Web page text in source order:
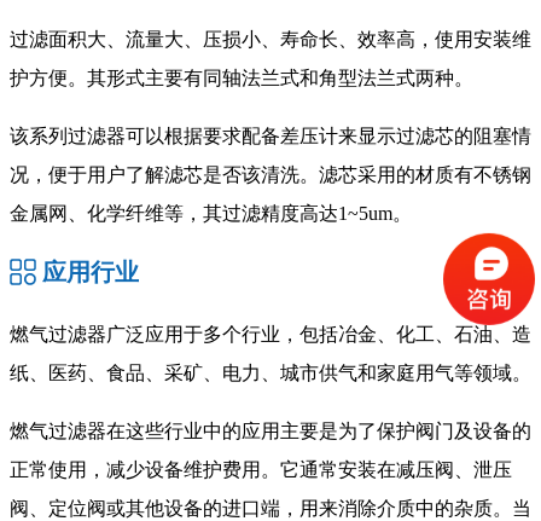
过滤面积大、流量大、压损小、寿命长、效率高，使用安装维
护方便。其形式主要有同轴法兰式和角型法兰式两种。
该系列过滤器可以根据要求配备差压计来显示过滤芯的阻塞情
况，便于用户了解滤芯是否该清洗。滤芯采用的材质有不锈钢
金属网、化学纤维等，其过滤精度高达1~5um。
应用行业
燃气过滤器广泛应用于多个行业，包括冶金、化工、石油、造
纸、医药、食品、采矿、电力、城市供气和家庭用气等领域。
燃气过滤器在这些行业中的应用主要是为了保护阀门及设备的
正常使用，减少设备维护费用。它通常安装在减压阀、泄压
阀、定位阀或其他设备的进口端，用来消除介质中的杂质。当